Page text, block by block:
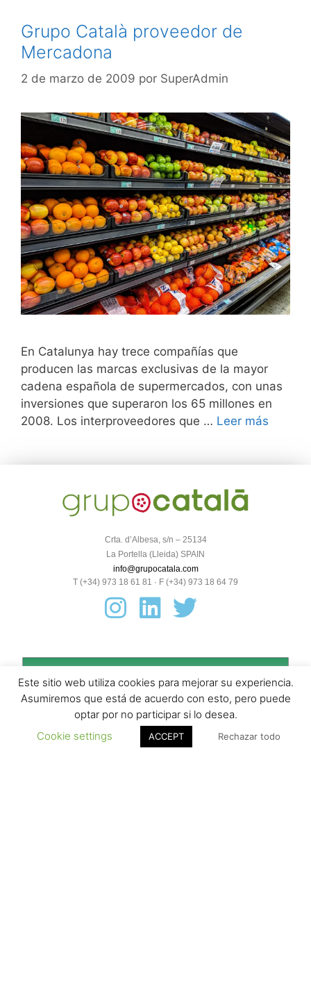
Grupo Català proveedor de
Mercadona
2 de marzo de 2009 por SuperAdmin
En Catalunya hay trece compañías que
producen las marcas exclusivas de la mayor
cadena española de supermercados, con unas
inversiones que superaron los 65 millones en
2008. Los interproveedores que … Leer más
Crta. d’Albesa, s/n – 25134
La Portella (Lleida) SPAIN
info@grupocatala.com
T (+34) 973 18 61 81 · F (+34) 973 18 64 79
Este sitio web utiliza cookies para mejorar su experiencia.
Asumiremos que está de acuerdo con esto, pero puede
optar por no participar si lo desea.
Cookie settings
ACCEPT Rechazar todo